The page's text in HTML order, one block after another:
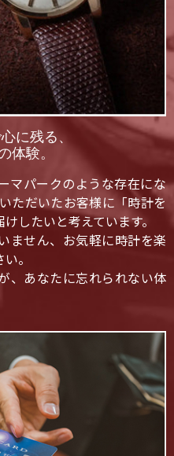
に残る、
体験。
マパークのような存在にな
ただいたお客様に「時計を
したいと考えています。
ません、お気軽に時計を楽
。
、あなたに忘れられない体